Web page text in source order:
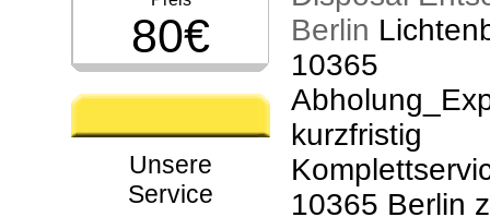
80€
Unsere
Service
Berlin
10365
kurzfristig
10365 Berlin